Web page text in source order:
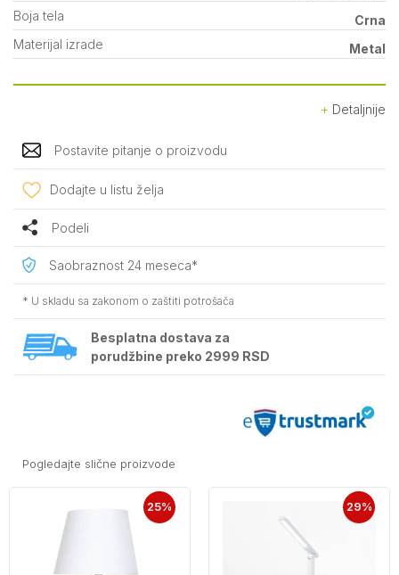
Boja tela
Crna
Materijal izrade
Metal
Detaljnije
Postavite pitanje o proizvodu
Dodajte u listu želja
Podeli
Saobraznost 24 meseca*
* U skladu sa zakonom o zaštiti potrošača
Besplatna dostava za
porudžbine preko 2999 RSD
Pogledajte slične proizvode
25% 29%